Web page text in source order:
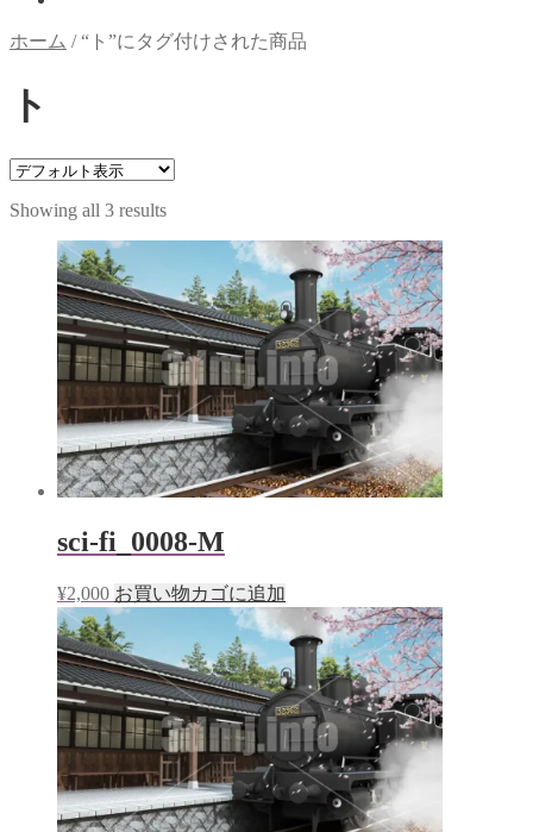
ホーム /“ト”にタグ付けされた商品
ト
Showing all 3 results
sci-fi_0008-M
¥2,000 お買い物カゴに追加